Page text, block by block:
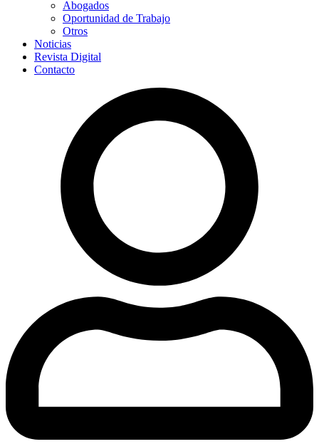
Abogados
Oportunidad de Trabajo
Otros
Noticias
Revista Digital
Contacto